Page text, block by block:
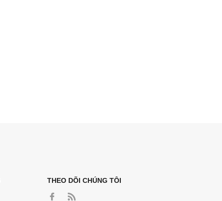
THEO DÕI CHÚNG TÔI